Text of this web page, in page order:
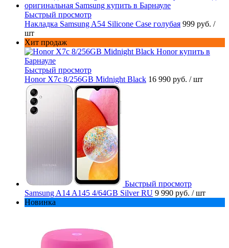
Быстрый просмотр
Накладка Samsung A54 Silicone Case голубая 999 руб. /
шт
Хит продаж
Быстрый просмотр
Honor X7c 8/256GB Midnight Black 16 990 руб. / шт
Быстрый просмотр
Samsung A14 A145 4/64GB Silver RU 9 990 руб. / шт
Новинка